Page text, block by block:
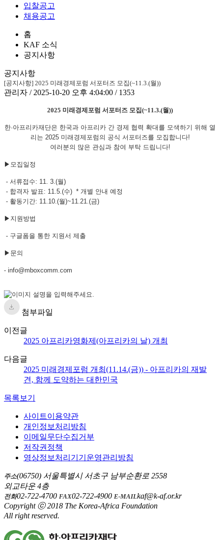
입찰공고
채용공고
홈
KAF 소식
공지사항
공지사항
[공지사항] 2025 미래경제포럼 서포터즈 모집(~11.3.(월))
관리자 / 2025-10-20 오후 4:04:00 / 1353
2025 미래경제포럼 서포터즈 모집(~11.3.(월))
한·아프리카재단은 한국과 아프리카 간 경제 협력 확대를 모색하기 위해 열
리는 2025 미래경제포럼의 공식 서포터즈를 모집합니다!
여러분의 많은 관심과 참여 부탁 드립니다!
▶모집일정
- 서류접수: 11. 3.(월)
- 합격자 발표: 11.5.(수) * 개별 안내 예정
- 활동기간: 11.10.(월)~11.21.(금)
▶지원방법
- 구글폼을 통한 지원서 제출
▶문의
- info@mboxcomm.com
첨부파일
이전글
2025 아프리카영화제(아프리카의 날) 개최
다음글
2025 미래경제포럼 개최(11.14.(금)) - 아프리카의 재발
견, 함께 도약하는 대한민국
목록보기
사이트이용약관
개인정보처리방침
이메일무단수집거부
저작권정책
영상정보처리기기운영관리방침
주소(06750) 서울특별시 서초구 남부순환로 2558
외교타운 4층
전화02-722-4700 FAX02-722-4900 E-MAILkaf@k-af.or.kr
Copyright ⓒ 2018 The Korea-Africa Foundation
All right reserved.